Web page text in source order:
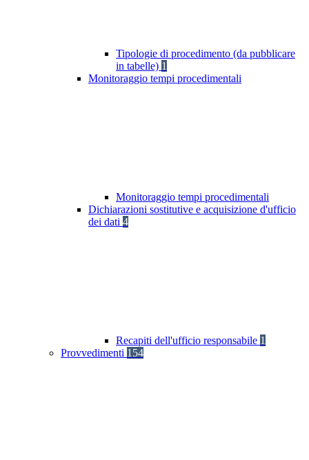
Tipologie di procedimento (da pubblicare
in tabelle) 1
Monitoraggio tempi procedimentali
Monitoraggio tempi procedimentali
Dichiarazioni sostitutive e acquisizione d'ufficio
dei dati 4
Recapiti dell'ufficio responsabile 1
Provvedimenti 154